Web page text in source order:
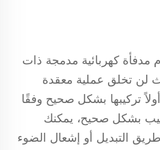
مدفأة كهربائية مدمجة ذات
لن تخلق عملية معقدة
تركيبها بشكل صحيح وفقًا
بشكل صحيح، يمكنك
التبديل أو إشعال الضوء